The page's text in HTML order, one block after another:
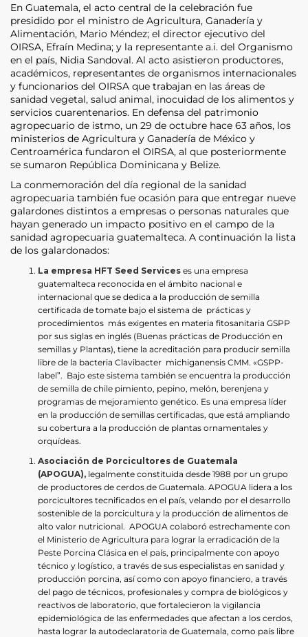
En Guatemala, el acto central de la celebración fue
presidido por el ministro de Agricultura, Ganadería y
Alimentación, Mario Méndez; el director ejecutivo del
OIRSA, Efraín Medina; y la representante a.i. del Organismo
en el país, Nidia Sandoval. Al acto asistieron productores,
académicos, representantes de organismos internacionales
y funcionarios del OIRSA que trabajan en las áreas de
sanidad vegetal, salud animal, inocuidad de los alimentos y
servicios cuarentenarios. En defensa del patrimonio
agropecuario de istmo, un 29 de octubre hace 63 años, los
ministerios de Agricultura y Ganadería de México y
Centroamérica fundaron el OIRSA, al que posteriormente
se sumaron República Dominicana y Belize.
La conmemoración del día regional de la sanidad
agropecuaria también fue ocasión para que entregar nueve
galardones distintos a empresas o personas naturales que
hayan generado un impacto positivo en el campo de la
sanidad agropecuaria guatemalteca. A continuación la lista
de los galardonados:
La empresa HFT Seed Services es una empresa
guatemalteca reconocida en el ámbito nacional e
internacional que se dedica a la producción de semilla
certificada de tomate bajo el sistema de prácticas y
procedimientos más exigentes en materia fitosanitaria GSPP
por sus siglas en inglés (Buenas prácticas de Producción en
semillas y Plantas), tiene la acreditación para producir semilla
libre de la bacteria Clavibacter michiganensis CMM. «GSPP-
label”. Bajo este sistema también se encuentra la producción
de semilla de chile pimiento, pepino, melón, berenjena y
programas de mejoramiento genético. Es una empresa líder
en la producción de semillas certificadas, que está ampliando
su cobertura a la producción de plantas ornamentales y
orquídeas.
Asociación de Porcicultores de Guatemala
(APOGUA), legalmente constituida desde 1988 por un grupo
de productores de cerdos de Guatemala. APOGUA lidera a los
porcicultores tecnificados en el país, velando por el desarrollo
sostenible de la porcicultura y la producción de alimentos de
alto valor nutricional. APOGUA colaboró estrechamente con
el Ministerio de Agricultura para lograr la erradicación de la
Peste Porcina Clásica en el país, principalmente con apoyo
técnico y logístico, a través de sus especialistas en sanidad y
producción porcina, así como con apoyo financiero, a través
del pago de técnicos, profesionales y compra de biológicos y
reactivos de laboratorio, que fortalecieron la vigilancia
epidemiológica de las enfermedades que afectan a los cerdos,
hasta lograr la autodeclaratoria de Guatemala, como país libre